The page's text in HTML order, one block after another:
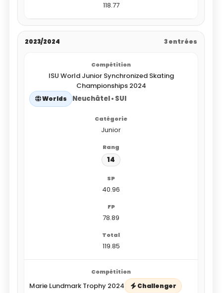
118.77
2023/2024 3 entrées
ISU World Junior Synchronized Skating
Championships 2024
Worlds Neuchâtel • SUI
Junior
14
40.96
78.89
119.85
Marie Lundmark Trophy 2024 Challenger